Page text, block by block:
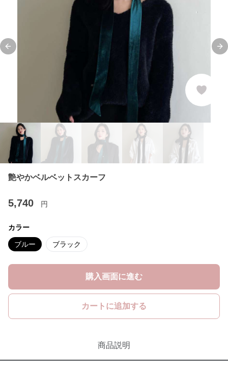
Previous slide
艶やかベルベットスカーフ
5,740 円
カラー
ブルー ブラック
購入画面に進む
カートに追加する
商品説明